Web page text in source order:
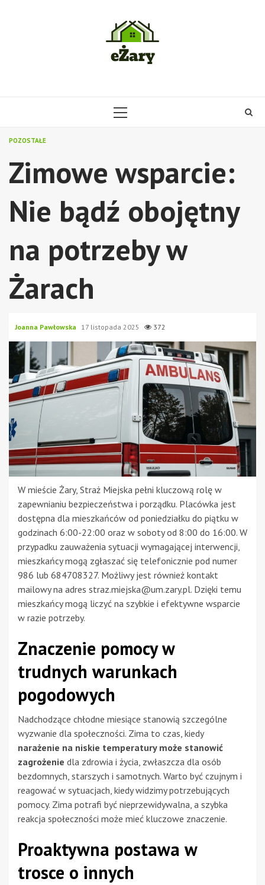
PRIMARY
POZOSTAŁE
Zimowe wsparcie:
Nie bądź obojętny
na potrzeby w
Żarach
Joanna Pawłowska 17 listopada 2025 372
W mieście Żary, Straż Miejska pełni kluczową rolę w
zapewnianiu bezpieczeństwa i porządku. Placówka jest
dostępna dla mieszkańców od poniedziałku do piątku w
godzinach 6:00-22:00 oraz w soboty od 8:00 do 16:00. W
przypadku zauważenia sytuacji wymagającej interwencji,
mieszkańcy mogą zgłaszać się telefonicznie pod numer
986 lub 684708327. Możliwy jest również kontakt
mailowy na adres straz.miejska@um.zary.pl. Dzięki temu
mieszkańcy mogą liczyć na szybkie i efektywne wsparcie
w razie potrzeby.
Znaczenie pomocy w
trudnych warunkach
pogodowych
Nadchodzące chłodne miesiące stanowią szczególne
wyzwanie dla społeczności. Zima to czas, kiedy
narażenie na niskie temperatury może stanowić
zagrożenie dla zdrowia i życia, zwłaszcza dla osób
bezdomnych, starszych i samotnych. Warto być czujnym i
reagować w sytuacjach, kiedy widzimy potrzebujących
pomocy. Zima potrafi być nieprzewidywalna, a szybka
reakcja społeczności może mieć kluczowe znaczenie.
Proaktywna postawa w
trosce o innych